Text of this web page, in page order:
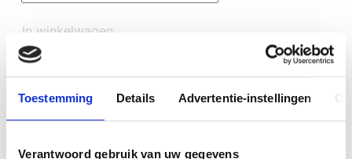
Toestemming Details Advertentie-instellingen
Verantwoord gebruik van uw gegevens
In winkelwagen
Meer over dit product
voor herhaald gebruik tijdens reanimatietrainingen.
Deze hoogwaardige plakkers zijn geschikt voor zowel